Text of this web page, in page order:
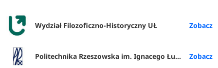
Wydział Filozoficzno-Historyczny UŁ
Politechnika Rzeszowska im. Ignacego Łukasiewicza